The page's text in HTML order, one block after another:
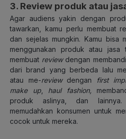
3. Review produk atau
Agar audiens yakin dengan
tawarkan, kamu perlu membuat
dan sejelas mungkin. Kamu bisa
menggunakan produk atau jasa
membuat reviewdengan
dari brand yang berbeda lalu
atau me-reviewdengan first
make up, haul fashion,
produk aslinya, dan
memudahkan konsumen untuk
cocok untuk mereka.